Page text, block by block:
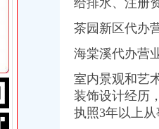
大区）增资-久久信息网
玉桥代办营业执照-qd8.com.cn
）_广东中原地产代理有限公
优惠
一站式办理-深圳58同城
给排水、注
茶园新区代办
海棠溪代办营
室内景观和艺
装饰设计经历
执照3年以上